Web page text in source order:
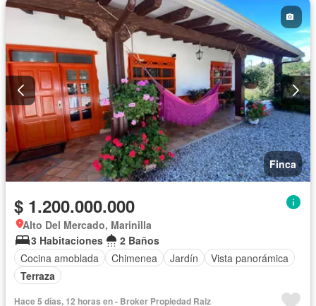
Finca
$ 1.200.000.000
Alto Del Mercado, Marinilla
3 Habitaciones
2 Baños
Cocina amoblada
Chimenea Jardín
Vista panorámica
Terraza
Hace 5 días, 12 horas en - Broker Propiedad Raiz